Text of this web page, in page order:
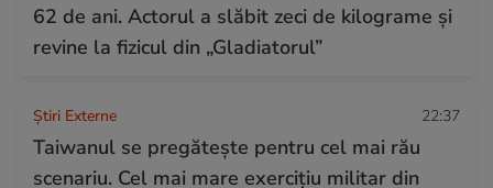
62 de ani. Actorul a slăbit zeci de kilograme și
revine la fizicul din „Gladiatorul”
Știri Externe 22:37
Taiwanul se pregătește pentru cel mai rău
scenariu. Cel mai mare exercițiu militar din